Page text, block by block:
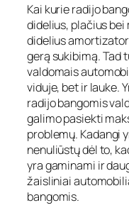
Kai kurie radijo
didelius, plačius
didelius
gerą sukibimą. Tad
valdomais
viduje, bet ir lauke.
radijo bangomis
galimo pasiekti
problemų. Kadangi
nenuliūstų dėl to,
yra gaminami ir
žaisliniai
bangomis.